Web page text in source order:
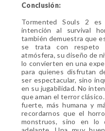
Conclusión:
Tormented Souls 2
intención al survival
también demuestra que
se trata con respeto
atmósfera, su diseño de
lo convierten en una
para quienes disfrutan
ser espectacular, sino
en su jugabilidad. No
que aman el terror
fuerte, más humana y
recordarnos que el
monstruos, sino en lo